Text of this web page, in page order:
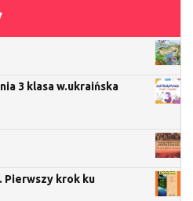
3 klasa w.ukraińska
Pierwszy krok ku